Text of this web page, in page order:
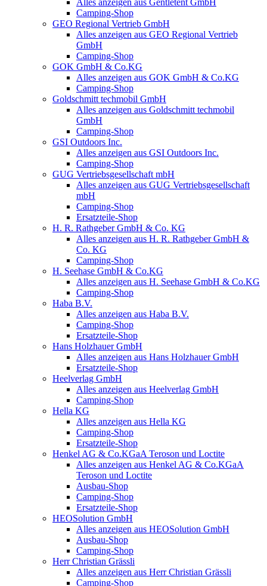
Alles anzeigen aus Gentletent GmbH
Camping-Shop
GEO Regional Vertrieb GmbH
Alles anzeigen aus GEO Regional Vertrieb
GmbH
Camping-Shop
GOK GmbH & Co.KG
Alles anzeigen aus GOK GmbH & Co.KG
Camping-Shop
Goldschmitt techmobil GmbH
Alles anzeigen aus Goldschmitt techmobil
GmbH
Camping-Shop
GSI Outdoors Inc.
Alles anzeigen aus GSI Outdoors Inc.
Camping-Shop
GUG Vertriebsgesellschaft mbH
Alles anzeigen aus GUG Vertriebsgesellschaft
mbH
Camping-Shop
Ersatzteile-Shop
H. R. Rathgeber GmbH & Co. KG
Alles anzeigen aus H. R. Rathgeber GmbH &
Co. KG
Camping-Shop
H. Seehase GmbH & Co.KG
Alles anzeigen aus H. Seehase GmbH & Co.KG
Camping-Shop
Haba B.V.
Alles anzeigen aus Haba B.V.
Camping-Shop
Ersatzteile-Shop
Hans Holzhauer GmbH
Alles anzeigen aus Hans Holzhauer GmbH
Ersatzteile-Shop
Heelverlag GmbH
Alles anzeigen aus Heelverlag GmbH
Camping-Shop
Hella KG
Alles anzeigen aus Hella KG
Camping-Shop
Ersatzteile-Shop
Henkel AG & Co.KGaA Teroson und Loctite
Alles anzeigen aus Henkel AG & Co.KGaA
Teroson und Loctite
Ausbau-Shop
Camping-Shop
Ersatzteile-Shop
HEOSolution GmbH
Alles anzeigen aus HEOSolution GmbH
Ausbau-Shop
Camping-Shop
Herr Christian Grässli
Alles anzeigen aus Herr Christian Grässli
Camping-Shop